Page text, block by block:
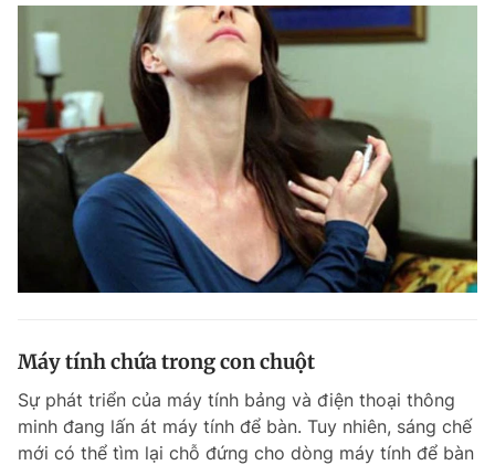
Máy tính chứa trong con chuột
Sự phát triển của máy tính bảng và điện thoại thông
minh đang lấn át máy tính để bàn. Tuy nhiên, sáng chế
mới có thể tìm lại chỗ đứng cho dòng máy tính để bàn